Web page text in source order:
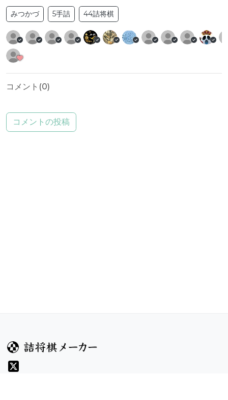
みつかづ 5手詰 44詰将棋
コメント(0)
コメントの投稿